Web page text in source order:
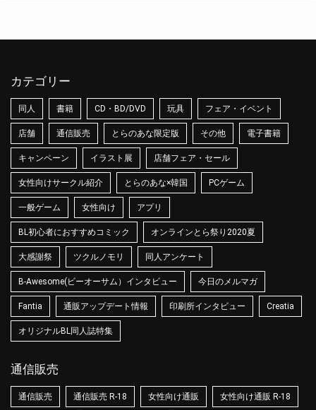
カテゴリー
同人 書籍 CD・BD/DVD 玩具 フェア・イベント
店舗 通信販売 とらのあな限定版 その他 電子書籍
キャンペーン イラスト展 店舗フェア・セール
女性向けサークル紹介 とらのあな×韓国 PCゲーム
一般ゲーム 女性向け アプリ
BL初心者におすすめコミック オンラインとら祭り2020夏
大感謝祭 ツクルノモリ 同人アンケート
B-Awesome(ビーオーサム）インタビュー 今日のメルマガ
Fantia 通販アップデート情報 印刷所インタビュー Creatia
オリジナルBL同人誌特集
通信販売
通信販売 通信販売 R-18 女性向け通販 女性向け通販 R-18